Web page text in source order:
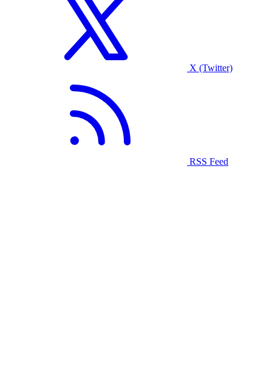
X (Twitter)
RSS Feed